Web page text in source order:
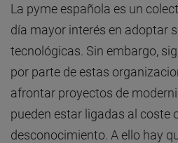
La pyme española es un
día mayor interés en adoptar
tecnológicas. Sin embargo,
por parte de estas
afrontar proyectos de
pueden estar ligadas al coste
desconocimiento. A ello hay